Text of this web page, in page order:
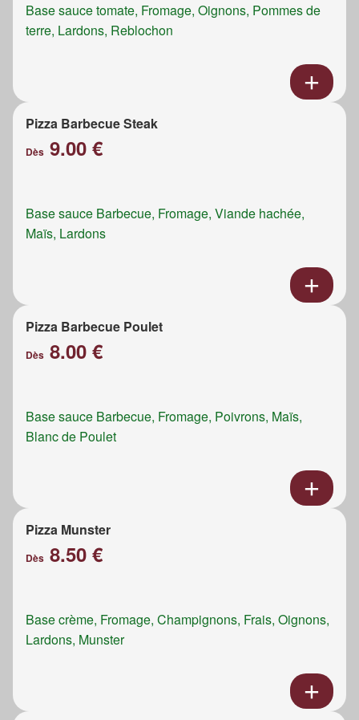
Base sauce tomate, Fromage, Oignons, Pommes de
terre, Lardons, Reblochon
Pizza Barbecue Steak
Dès 9.00 €
Base sauce Barbecue, Fromage, Viande hachée,
Maïs, Lardons
Pizza Barbecue Poulet
Dès 8.00 €
Base sauce Barbecue, Fromage, Poivrons, Maïs,
Blanc de Poulet
Pizza Munster
Dès 8.50 €
Base crème, Fromage, Champignons, Frais, Oignons,
Lardons, Munster